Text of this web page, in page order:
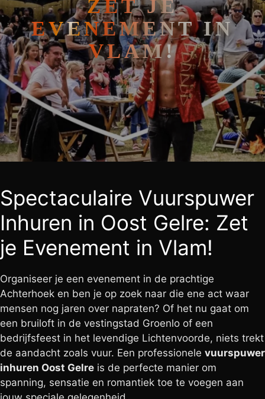
ZET JE
EVENEMENT IN
VLAM!
Spectaculaire Vuurspuwer
Inhuren in Oost Gelre: Zet
je Evenement in Vlam!
Organiseer je een evenement in de prachtige
Achterhoek en ben je op zoek naar die ene act waar
mensen nog jaren over napraten? Of het nu gaat om
een bruiloft in de vestingstad Groenlo of een
bedrijfsfeest in het levendige Lichtenvoorde, niets trekt
de aandacht zoals vuur. Een professionele vuurspuwer
inhuren Oost Gelre is de perfecte manier om
spanning, sensatie en romantiek toe te voegen aan